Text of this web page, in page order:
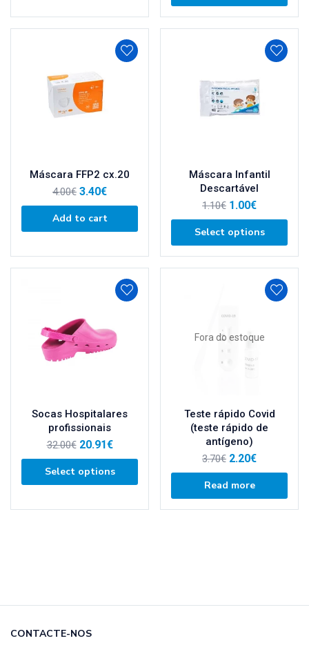
Máscara FFP2 cx.20
4.00€ 3.40€
Add to cart
Máscara Infantil
Descartável
1.10€ 1.00€
Select options
Socas Hospitalares
profissionais
32.00€ 20.91€
Select options
Fora do estoque
Teste rápido Covid
(teste rápido de
antígeno)
3.70€ 2.20€
Read more
CONTACTE-NOS